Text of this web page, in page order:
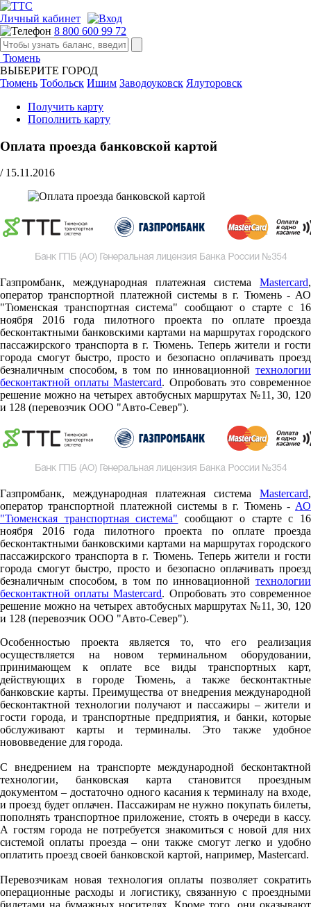
Личный кабинет
8 800 600 99 72
Тюмень
ВЫБЕРИТЕ ГОРОД
Тюмень Тобольск Ишим Заводоуковск Ялуторовск
Получить карту
Пополнить карту
Оплата проезда банковской картой
/ 15.11.2016
Газпромбанк, международная платежная система Mastercard,
оператор транспортной платежной системы в г. Тюмень - АО
"Тюменская транспортная система" сообщают о старте c 16
ноября 2016 года пилотного проекта по оплате проезда
бесконтактными банковскими картами на маршрутах городского
пассажирского транспорта в г. Тюмень. Теперь жители и гости
города смогут быстро, просто и безопасно оплачивать проезд
безналичным способом, в том по инновационной технологии
бесконтактной оплаты Mastercard. Опробовать это современное
решение можно на четырех автобусных маршрутах №11, 30, 120
и 128 (перевозчик ООО "Авто-Север").
Газпромбанк, международная платежная система Mastercard,
оператор транспортной платежной системы в г. Тюмень - АО
"Тюменская транспортная система" сообщают о старте c 16
ноября 2016 года пилотного проекта по оплате проезда
бесконтактными банковскими картами на маршрутах городского
пассажирского транспорта в г. Тюмень. Теперь жители и гости
города смогут быстро, просто и безопасно оплачивать проезд
безналичным способом, в том по инновационной технологии
бесконтактной оплаты Mastercard. Опробовать это современное
решение можно на четырех автобусных маршрутах №11, 30, 120
и 128 (перевозчик ООО "Авто-Север").
Особенностью проекта является то, что его реализация
осуществляется на новом терминальном оборудовании,
принимающем к оплате все виды транспортных карт,
действующих в городе Тюмень, а также бесконтактные
банковские карты. Преимущества от внедрения международной
бесконтактной технологии получают и пассажиры – жители и
гости города, и транспортные предприятия, и банки, которые
обслуживают карты и терминалы. Это также удобное
нововведение для города.
С внедрением на транспорте международной бесконтактной
технологии, банковская карта становится проездным
документом – достаточно одного касания к терминалу на входе,
и проезд будет оплачен. Пассажирам не нужно покупать билеты,
пополнять транспортное приложение, стоять в очереди в кассу.
А гостям города не потребуется знакомиться с новой для них
системой оплаты проезда – они также смогут легко и удобно
оплатить проезд своей банковской картой, например, Mastercard.
Перевозчикам новая технология оплаты позволяет сократить
операционные расходы и логистику, связанную с проездными